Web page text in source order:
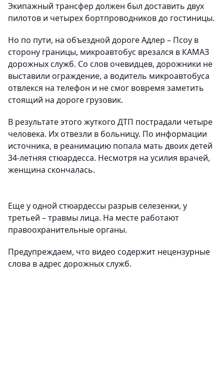
Экипажный трансфер должен был доставить двух
пилотов и четырех бортпроводников до гостиницы.
Но по пути, на объездной дороге Адлер – Псоу в
сторону границы, микроавтобус врезался в КАМАЗ
дорожных служб. Со слов очевидцев, дорожники не
выставили ограждение, а водитель микроавтобуса
отвлекся на телефон и не смог вовремя заметить
стоящий на дороге грузовик.
В результате этого жуткого ДТП пострадали четыре
человека. Их отвезли в больницу. По информации
источника, в реанимацию попала мать двоих детей
34-летняя стюардесса. Несмотря на усилия врачей,
женщина скончалась.
Еще у одной стюардессы разрыв селезенки, у
третьей – травмы лица. На месте работают
правоохранительные органы.
Предупреждаем, что видео содержит нецензурные
слова в адрес дорожных служб.